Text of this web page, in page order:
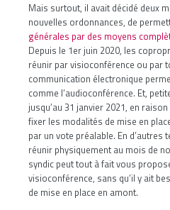
Mais surtout, il avait décidé deux
nouvelles ordonnances, de
générales par des moyens
Depuis le 1er juin 2020, les
réunir par visioconférence ou par
communication électronique
comme l’audioconférence. Et,
jusqu’au 31 janvier 2021, en
fixer les modalités de mise en
par un vote préalable. En d’autres
réunir physiquement au mois de
syndic peut tout à fait vous
visioconférence, sans qu’il y ait
de mise en place en amont.